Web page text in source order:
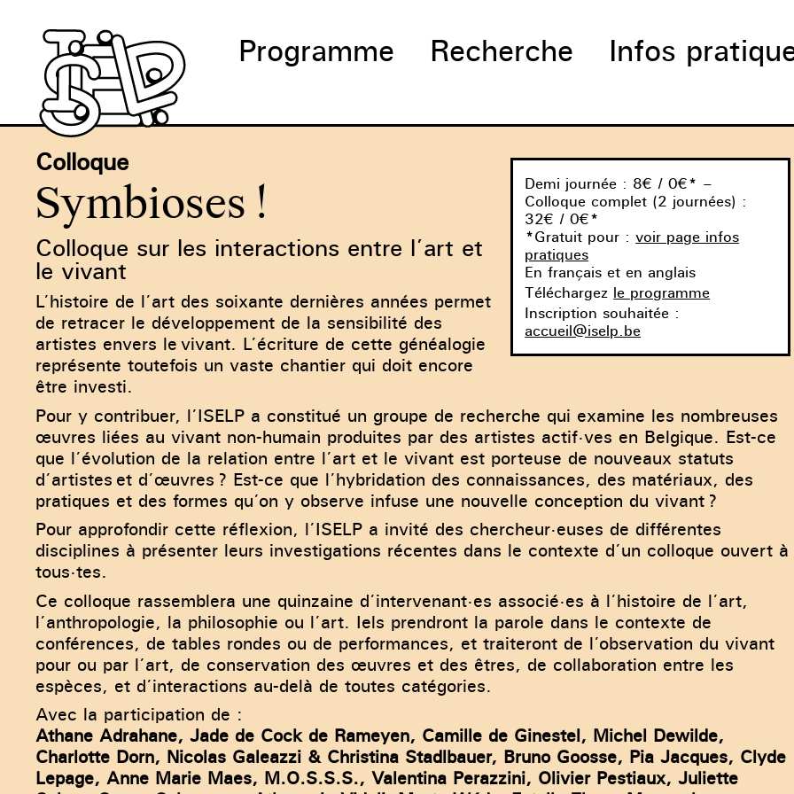
Programme Recherche Infos
Demi journée : 8€ / 0€* –
Colloque complet (2 journées) :
32€ / 0€*
*Gratuit pour :voir page infos
pratiques
En français et en anglais
Téléchargez le programme
Inscription souhaitée :
accueil@iselp.be
Colloque
Symbioses !
Colloque sur les interactions entre l’art et
le vivant
L’histoire de l’art des soixante dernières années permet
de retracer le développement de la sensibilité des
artistes envers le vivant. L’écriture de cette généalogie
représente toutefois un vaste chantier qui doit encore
être investi.
Pour y contribuer, l’ISELP a constitué un groupe de recherche qui examine les nombreuses
œuvres liées au vivant non-humain produites par des artistes actif·ves en Belgique. Est-ce
que l’évolution de la relation entre l’art et le vivant est porteuse de nouveaux statuts
d’artistes et d’œuvres ? Est-ce que l’hybridation des connaissances, des matériaux, des
pratiques et des formes qu’on y observe infuse une nouvelle conception du vivant ?
Pour approfondir cette réflexion, l’ISELP a invité des chercheur·euses de différentes
disciplines à présenter leurs investigations récentes dans le contexte d’un colloque ouvert à
tous·tes.
Ce colloque rassemblera une quinzaine d’intervenant·es associé·es à l’histoire de l’art,
l’anthropologie, la philosophie ou l’art. Iels prendront la parole dans le contexte de
conférences, de tables rondes ou de performances, et traiteront de l’observation du vivant
pour ou par l’art, de conservation des œuvres et des êtres, de collaboration entre les
espèces, et d’interactions au-delà de toutes catégories.
Avec la participation de :
Athane Adrahane, Jade de Cock de Rameyen, Camille de Ginestel, Michel Dewilde,
Charlotte Dorn, Nicolas Galeazzi & Christina Stadlbauer, Bruno Goosse, Pia Jacques, Clyde
Lepage, Anne Marie Maes, M.O.S.S.S., Valentina Perazzini, Olivier Pestiaux, Juliette